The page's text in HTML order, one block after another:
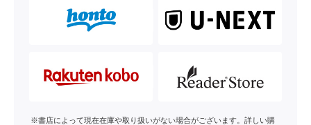
※書店によって現在在庫や取り扱いがない場合がございます。詳しい購